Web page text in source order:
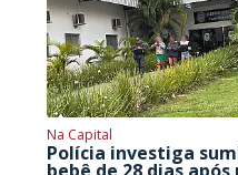
Na Capital
Polícia investiga